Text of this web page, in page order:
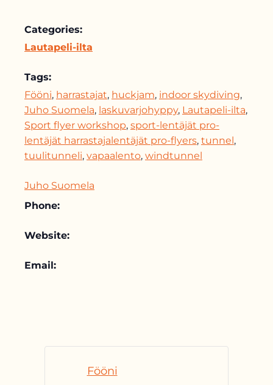
Categories:
Lautapeli-ilta
Tags:
Fööni, harrastajat, huckjam, indoor skydiving,
Juho Suomela, laskuvarjohyppy, Lautapeli-ilta,
Sport flyer workshop, sport-lentäjät pro-
lentäjät harrastajalentäjät pro-flyers, tunnel,
tuulitunneli, vapaalento, windtunnel
Juho Suomela
Phone:
Website:
Email:
Fööni